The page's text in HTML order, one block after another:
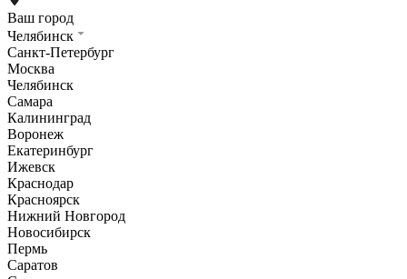
Ваш город
Челябинск
Санкт-Петербург
Москва
Челябинск
Самара
Калининград
Воронеж
Екатеринбург
Ижевск
Краснодар
Красноярск
Нижний Новгород
Новосибирск
Пермь
Саратов